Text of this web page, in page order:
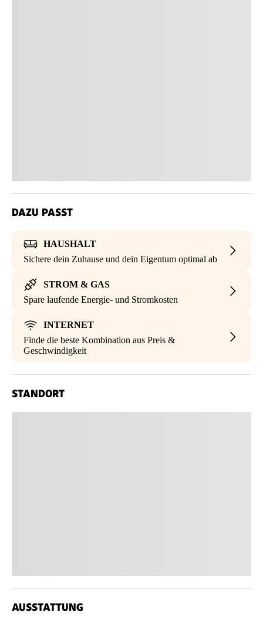
DAZU PASST
HAUSHALT
Sichere dein Zuhause und dein Eigentum optimal ab
STROM & GAS
Spare laufende Energie- und Stromkosten
INTERNET
Finde die beste Kombination aus Preis &
Geschwindigkeit
STANDORT
AUSSTATTUNG